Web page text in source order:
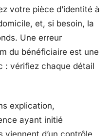
votre pièce d’identité à
et, si besoin, la
Une erreur
du bénéficiaire est une
: vérifiez chaque détail
explication,
ayant initié
viennent d’un contrôle